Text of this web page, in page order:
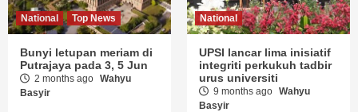
National Top News
Bunyi letupan meriam di
Putrajaya pada 3, 5 Jun
2 months ago Wahyu
Basyir
National
UPSI lancar lima inisiatif
integriti perkukuh tadbir
urus universiti
9 months ago Wahyu
Basyir